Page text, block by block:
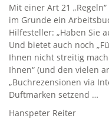
Mit einer Art 21
im Grunde ein
Hilfesteller: „Haben Sie
Und bietet auch noch
Ihnen nicht streitig
Ihnen“ (und den vielen
„Buchrezensionen via
Duftmarken setzend …
Hanspeter Reiter